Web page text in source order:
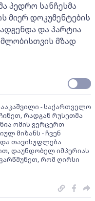
პედრო სანჩესმა
მიერ დოკუმენტების
და პარტია
მზად
- საქართველო
რადგან რუსეთმა
ომის ვერცერთ
მიზანს - ჩვენ
თავისუფლება
დაუნდობელ იმპერიას
რომ ღირსი